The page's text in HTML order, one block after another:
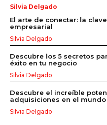
Silvia Delgado
El arte de conectar: la
empresarial
Silvia Delgado
Descubre los 5 secretos
éxito en tu negocio
Silvia Delgado
Descubre el increíble
adquisiciones en el
Silvia Delgado